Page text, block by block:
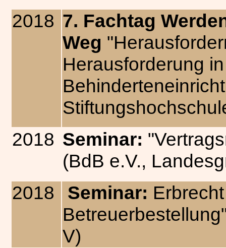
2018 7. Fachtag
Weg
Herausforderung
2018 Seminar:
(BdB e.V.,
2018
Seminar:
V)